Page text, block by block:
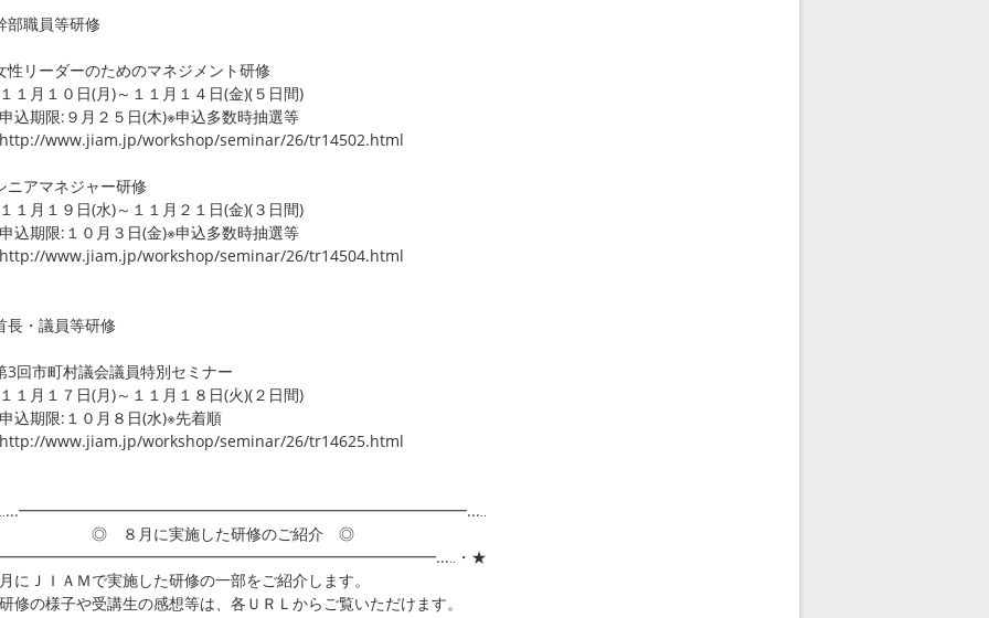
職員等研修
リーダーのためのマネジメント研修
月１０日(月)～１１月１４日(金)(５日間)
期限:９月２５日(木)※申込多数時抽選等
www.jiam.jp/workshop/seminar/26/tr14502.html
アマネジャー研修
月１９日(水)～１１月２１日(金)(３日間)
期限:１０月３日(金)※申込多数時抽選等
www.jiam.jp/workshop/seminar/26/tr14504.html
・議員等研修
回市町村議会議員特別セミナー
月１７日(月)～１１月１８日(火)(２日間)
期限:１０月８日(水)※先着順
www.jiam.jp/workshop/seminar/26/tr14625.html
‥...━━━━━━━━━━━━━━━━━━━━━━━━━━━━━...‥
月に実施した研修のご紹介 ◎
・★
にＪＩＡＭで実施した研修の一部をご紹介します。
修の様子や受講生の感想等は、各ＵＲＬからご覧いただけます。